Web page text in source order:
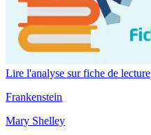
Lire l'analyse sur fiche de lecture
Frankenstein
Mary Shelley